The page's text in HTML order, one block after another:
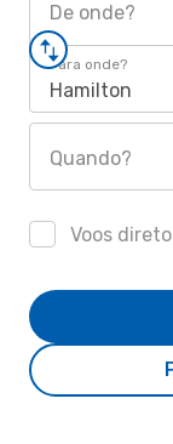
De onde?
Para onde?
Hamilton
Quando?
Voos